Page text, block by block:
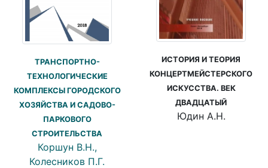
ТРАНСПОРТНО-
ТЕХНОЛОГИЧЕСКИЕ
КОМПЛЕКСЫ ГОРОДСКОГО
ХОЗЯЙСТВА И САДОВО-
ПАРКОВОГО
СТРОИТЕЛЬСТВА
Коршун В.Н.,
Колесников П.Г.
ИСТОРИЯ И ТЕОРИЯ
КОНЦЕРТМЕЙСТЕРСКОГО
ИСКУССТВА. ВЕК
ДВАДЦАТЫЙ
Юдин А.Н.